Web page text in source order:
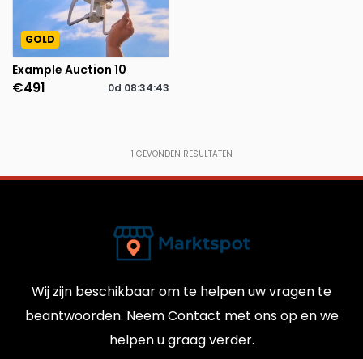
GOLD
Example Auction 10
€491 0d 08:34:43
1 GEVONDEN RESULTATEN
Wij zijn beschikbaar om te helpen uw vragen te
beantwoorden. Neem Contact met ons op en we
helpen u graag verder.